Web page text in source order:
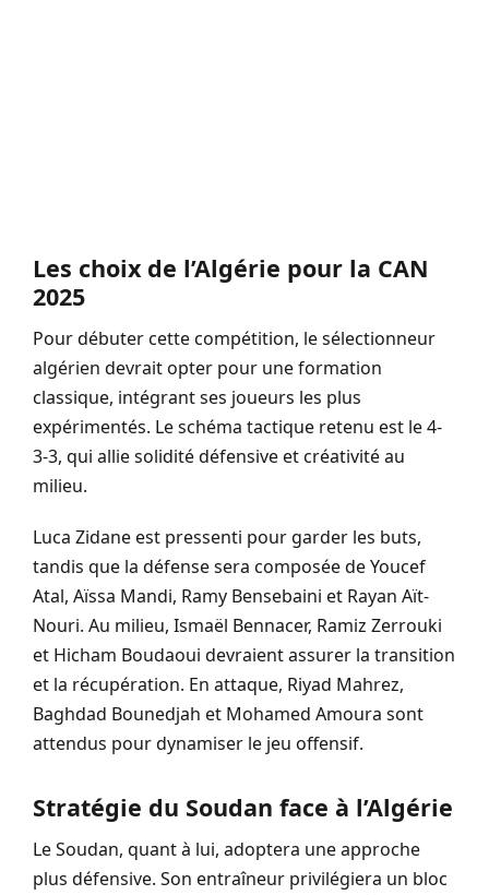
Les choix de l’Algérie pour la CAN
2025
Pour débuter cette compétition, le sélectionneur
algérien devrait opter pour une formation
classique, intégrant ses joueurs les plus
expérimentés. Le schéma tactique retenu est le 4-
3-3, qui allie solidité défensive et créativité au
milieu.
Luca Zidane est pressenti pour garder les buts,
tandis que la défense sera composée de Youcef
Atal, Aïssa Mandi, Ramy Bensebaini et Rayan Aït-
Nouri. Au milieu, Ismaël Bennacer, Ramiz Zerrouki
et Hicham Boudaoui devraient assurer la transition
et la récupération. En attaque, Riyad Mahrez,
Baghdad Bounedjah et Mohamed Amoura sont
attendus pour dynamiser le jeu offensif.
Stratégie du Soudan face à l’Algérie
Le Soudan, quant à lui, adoptera une approche
plus défensive. Son entraîneur privilégiera un bloc